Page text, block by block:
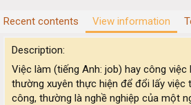
Recent contents View information
Description
Việc làm (tiếng Anh: job) hay công
thường xuyên thực hiện để đổi lấy việc
công, thường là nghề nghiệp của một